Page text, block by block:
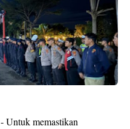
- Untuk memastikan